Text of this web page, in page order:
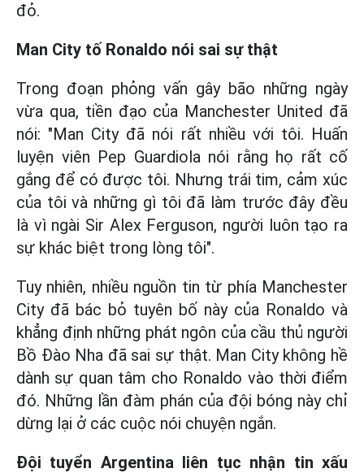
đỏ.
Man City tố Ronaldo nói sai sự thật
Trong đoạn phỏng vấn gây bão những ngày
vừa qua, tiền đạo của Manchester United đã
nói: "Man City đã nói rất nhiều với tôi. Huấn
luyện viên Pep Guardiola nói rằng họ rất cố
gắng để có được tôi. Nhưng trái tim, cảm xúc
của tôi và những gì tôi đã làm trước đây đều
là vì ngài Sir Alex Ferguson, người luôn tạo ra
sự khác biệt trong lòng tôi".
Tuy nhiên, nhiều nguồn tin từ phía Manchester
City đã bác bỏ tuyên bố này của Ronaldo và
khẳng định những phát ngôn của cầu thủ người
Bồ Đào Nha đã sai sự thật. Man City không hề
dành sự quan tâm cho Ronaldo vào thời điểm
đó. Những lần đàm phán của đội bóng này chỉ
dừng lại ở các cuộc nói chuyện ngắn.
Đội tuyển Argentina liên tục nhận tin xấu